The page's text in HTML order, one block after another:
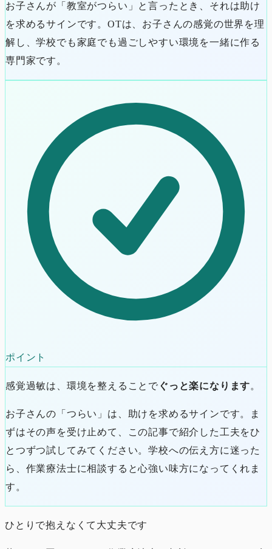
お子さんが「教室がつらい」と言ったとき、それは助け
を求めるサインです。OTは、お子さんの感覚の世界を理
解し、学校でも家庭でも過ごしやすい環境を一緒に作る
専門家です。
ポイント
感覚過敏は、環境を整えることで ぐっと楽になります。
お子さんの「つらい」は、助けを求めるサインです。ま
ずはその声を受け止めて、この記事で紹介した工夫をひ
とつずつ試してみてください。学校への伝え方に迷った
ら、作業療法士に相談すると心強い味方になってくれま
す。
ひとりで抱えなくて大丈夫です